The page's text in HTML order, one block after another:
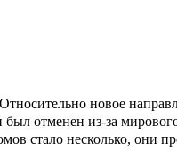
новое
был отменен из-за
стало несколько, они